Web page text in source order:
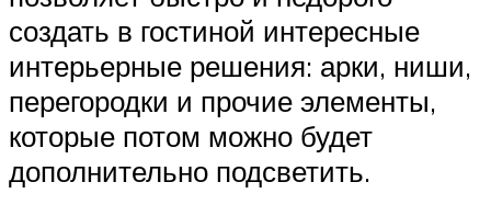
создать в гостиной интересные
интерьерные решения: арки, ниши,
перегородки и прочие элементы,
которые потом можно будет
дополнительно подсветить.